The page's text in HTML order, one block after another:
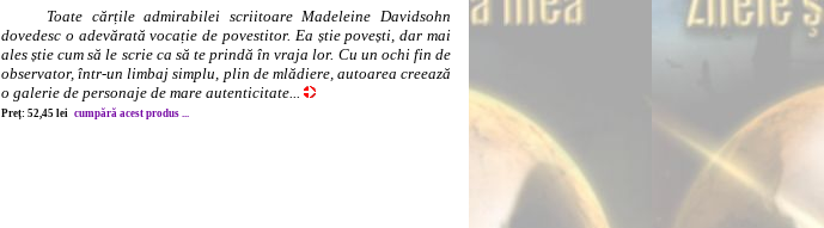
Toate cărțile admirabilei scriitoare Madeleine Davidsohn
dovedesc o adevărată vocație de povestitor. Ea știe povești, dar mai
ales știe cum să le scrie ca să te prindă în vraja lor. Cu un ochi fin de
observator, într-un limbaj simplu, plin de mlădiere, autoarea creează
o galerie de personaje de mare autenticitate...
Preț: 52,45 lei cumpără acest produs ...